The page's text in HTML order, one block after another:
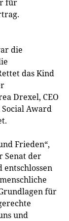
für
die
das Kind
Drexel, CEO
Award
Frieden“,
Senat der
für
und